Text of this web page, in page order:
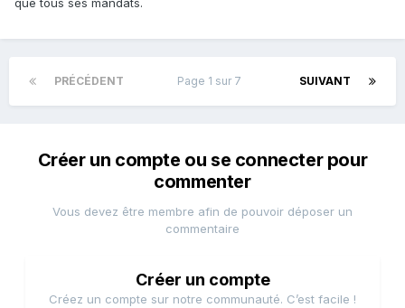
que tous ses mandats.
PRÉCÉDENT SUIVANT
Page 1 sur 7
Créer un compte ou se connecter pour
commenter
Vous devez être membre afin de pouvoir déposer un
commentaire
Créer un compte
Créez un compte sur notre communauté. C’est facile !